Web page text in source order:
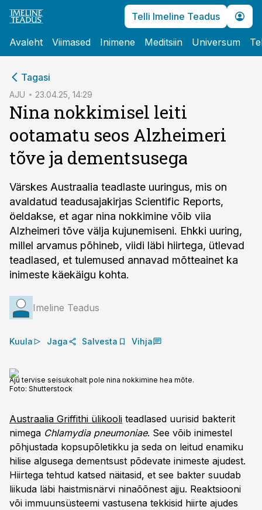
Telli Imeline Teadus
Avaleht Viimased Inimene Meditsiin Universum
Tagasi
AJU 23.04.25, 14:29
Nina nokkimisel leiti
ootamatu seos Alzheimeri
tõve ja dementsusega
Värskes Austraalia teadlaste uuringus, mis on
avaldatud teadusajakirjas Scientific Reports,
öeldakse, et agar nina nokkimine võib viia
Alzheimeri tõve välja kujunemiseni. Ehkki uuring,
millel arvamus põhineb, viidi läbi hiirtega, ütlevad
teadlased, et tulemused annavad mõtteainet ka
inimeste käekäigu kohta. ​
Imeline Teadus
Kuula Jaga Salvesta Vihja
Aju tervise seisukohalt pole nina nokkimine hea mõte.
Foto: Shutterstock
Austraalia Griffithi ülikooli teadlased uurisid bakterit
nimega Chlamydia pneumoniae. See võib inimestel
põhjustada kopsupõletikku ja seda on leitud enamiku
hilise algusega dementsust põdevate inimeste ajudest.
Hiirtega tehtud katsed näitasid, et see bakter suudab
liikuda läbi haistmisnärvi ninaõõnest ajju. Reaktsiooni
või immuunsüsteemi vastusena tekkisid hiirte ajudes